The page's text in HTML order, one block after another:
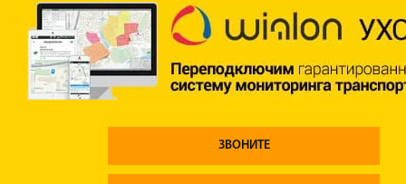
ЗВОНИТЕ